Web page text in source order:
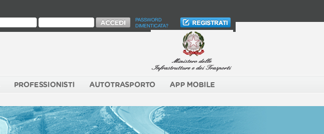
PASSWORD
DIMENTICATA?
PROFESSIONISTI AUTOTRASPORTO APP MOBILE